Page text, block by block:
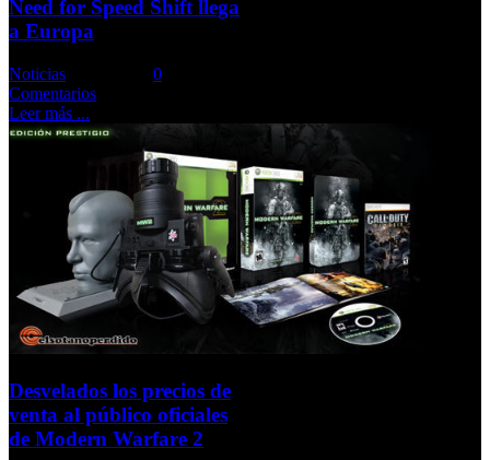
Need for Speed Shift llega
a Europa
Noticias
0
Comentarios
Leer más ...
Desvelados los precios de
venta al público oficiales
de Modern Warfare 2